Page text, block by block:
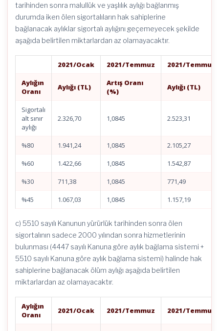
tarihinden sonra malullük ve yaşlılık aylığı bağlanmış
durumda iken ölen sigortalıların hak sahiplerine
bağlanacak aylıklar sigortalı aylığını geçemeyecek şekilde
aşağıda belirtilen miktarlardan az olamayacaktır.
2021/Ocak 2021/Temmuz 2021/Temmuz
Aylığın
Oranı
Aylığı (TL)
Artış Oranı
(%)
Aylığı (TL)
Sigortalı
alt sınır
aylığı
2.326,70 1,0845 2.523,31
%80 1.941,24 1,0845 2.105,27
%60 1.422,66 1,0845 1.542,87
%30 711,38 1,0845 771,49
%45 1.067,03 1,0845 1.157,19
c) 5510 sayılı Kanunun yürürlük tarihinden sonra ölen
sigortalının sadece 2000 yılından sonra hizmetlerinin
bulunması (4447 sayılı Kanuna göre aylık bağlama sistemi +
5510 sayılı Kanuna göre aylık bağlama sistemi) halinde hak
sahiplerine bağlanacak ölüm aylığı aşağıda belirtilen
miktarlardan az olamayacaktır.
Aylığın
Oranı
2021/Ocak 2021/Temmuz 2021/Temmuz